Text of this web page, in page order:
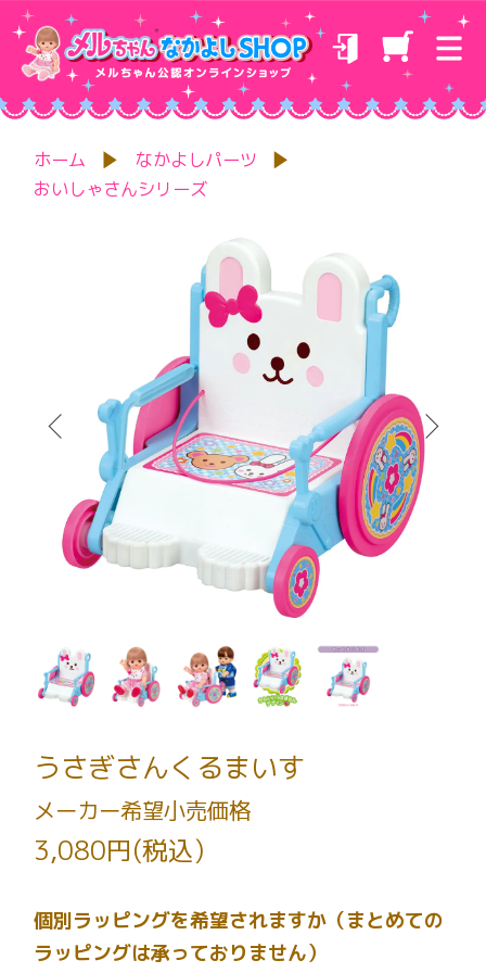
ホーム
なかよしパーツ
おいしゃさんシリーズ
うさぎさんくるまいす
メーカー希望小売価格
3,080円(税込)
個別ラッピングを希望されますか（まとめての
ラッピングは承っておりません）